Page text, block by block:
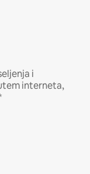
i
interneta,